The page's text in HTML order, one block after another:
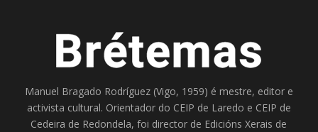
Manuel Bragado Rodríguez (Vigo, 1959) é mestre, editor e
activista cultural. Orientador do CEIP de Laredo e CEIP de
Cedeira de Redondela, foi director de Edicións Xerais de